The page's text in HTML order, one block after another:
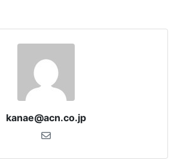
kanae@acn.co.jp